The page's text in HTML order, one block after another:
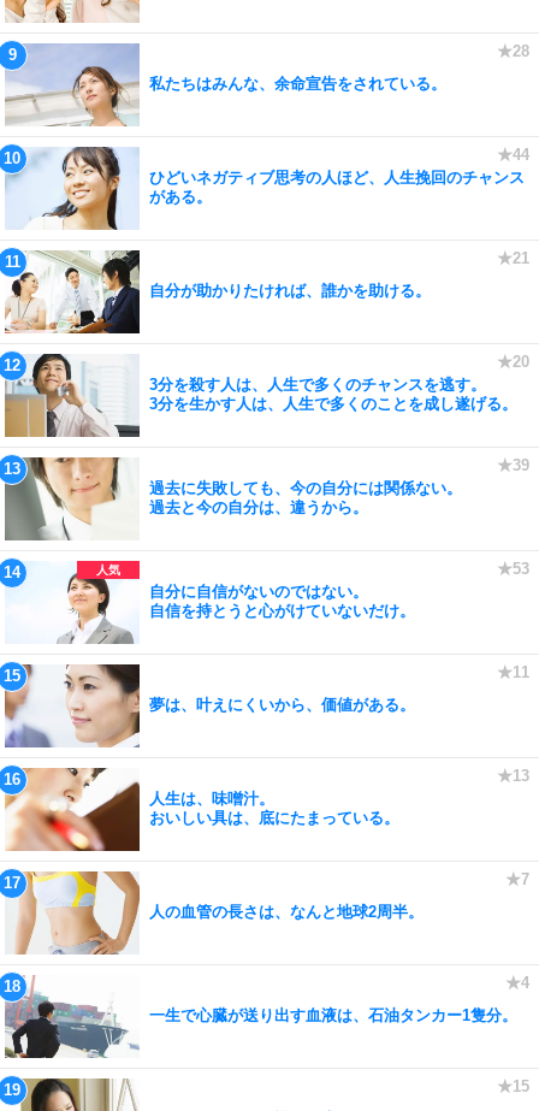
私たちはみんな、余命宣告をされている。
ひどいネガティブ思考の人ほど、人生挽回のチャンス
がある。
自分が助かりたければ、誰かを助ける。
3分を殺す人は、人生で多くのチャンスを逃す。
3分を生かす人は、人生で多くのことを成し遂げる。
過去に失敗しても、今の自分には関係ない。
過去と今の自分は、違うから。
自分に自信がないのではない。
自信を持とうと心がけていないだけ。
夢は、叶えにくいから、価値がある。
人生は、味噌汁。
おいしい具は、底にたまっている。
人の血管の長さは、なんと地球2周半。
一生で心臓が送り出す血液は、石油タンカー1隻分。